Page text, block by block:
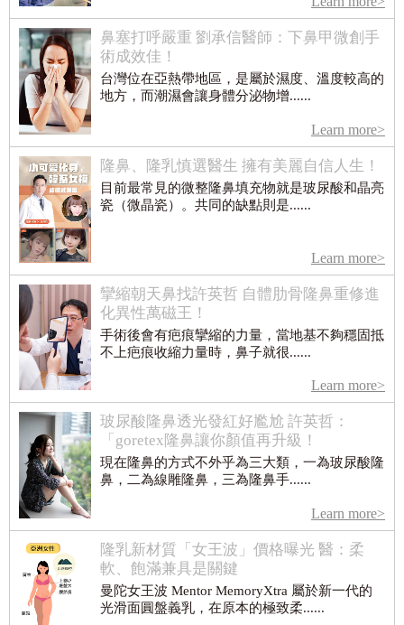
鼻塞打呼嚴重 劉承信醫師：下鼻甲微創手
術成效佳！
台灣位在亞熱帶地區，是屬於濕度、溫度較高的
地方，而潮濕會讓身體分泌物增......
Learn more>
隆鼻、隆乳慎選醫生 擁有美麗自信人生！
目前最常見的微整隆鼻填充物就是玻尿酸和晶亮
瓷（微晶瓷）。共同的缺點則是......
Learn more>
攣縮朝天鼻找許英哲 自體肋骨隆鼻重修進
化異性萬磁王！
手術後會有疤痕攣縮的力量，當地基不夠穩固抵
不上疤痕收縮力量時，鼻子就很......
Learn more>
玻尿酸隆鼻透光發紅好尷尬 許英哲：
「goretex隆鼻讓你顏值再升級！
現在隆鼻的方式不外乎為三大類，一為玻尿酸隆
鼻，二為線雕隆鼻，三為隆鼻手......
Learn more>
隆乳新材質「女王波」價格曝光 醫：柔
軟、飽滿兼具是關鍵
曼陀女王波 Mentor MemoryXtra 屬於新一代的
光滑面圓盤義乳，在原本的極致柔......